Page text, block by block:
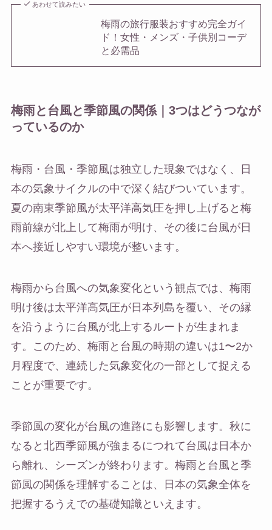
あわせて読みたい
梅雨の旅行服装おすすめ完全ガイ
ド！女性・メンズ・子供別コーデ
と必需品
梅雨と台風と季節風の関係｜3つはどうつなが
っているのか
梅雨・台風・季節風は独立した現象ではなく、日
本の気象サイクルの中で深く結びついています。
夏の南東季節風が太平洋高気圧を押し上げると梅
雨前線が北上して梅雨が明け、その後に台風が日
本へ接近しやすい環境が整います。
梅雨から台風への気象変化という観点では、梅雨
明け後は太平洋高気圧が日本列島を覆い、その縁
を沿うように台風が北上するルートが生まれま
す。このため、梅雨と台風の時期の違いは1〜2か
月程度で、連続した気象変化の一部として捉える
ことが重要です。
季節風の変化が台風の進路にも影響します。秋に
なると北西季節風が強まるにつれて台風は日本か
ら離れ、シーズンが終わります。梅雨と台風と季
節風の関係を理解することは、日本の気象全体を
把握するうえでの基礎知識といえます。